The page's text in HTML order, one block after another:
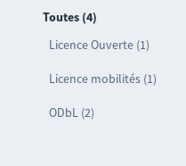
Toutes (4)
Licence Ouverte (1)
Licence mobilités (1)
ODbL (2)